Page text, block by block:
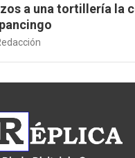
a una tortillería la